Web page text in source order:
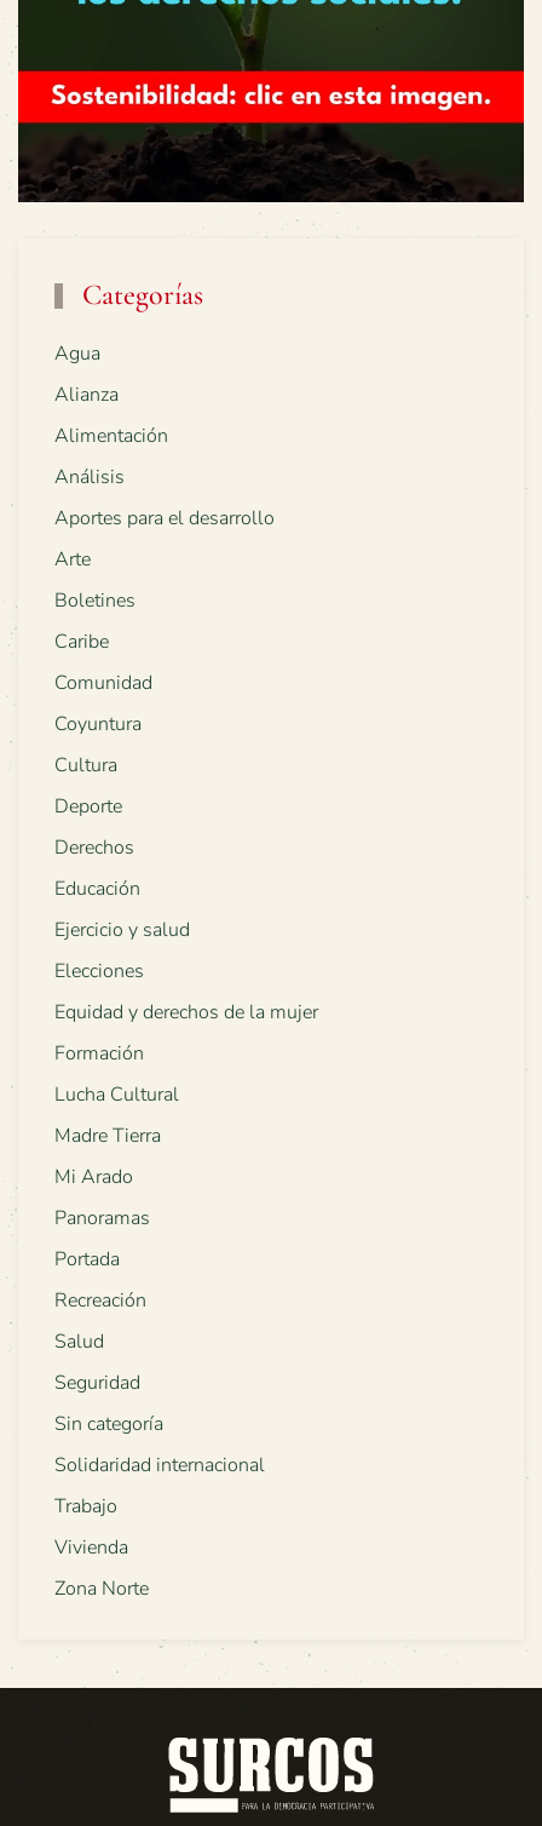
Categorías
Agua
Alianza
Alimentación
Análisis
Aportes para el desarrollo
Arte
Boletines
Caribe
Comunidad
Coyuntura
Cultura
Deporte
Derechos
Educación
Ejercicio y salud
Elecciones
Equidad y derechos de la mujer
Formación
Lucha Cultural
Madre Tierra
Mi Arado
Panoramas
Portada
Recreación
Salud
Seguridad
Sin categoría
Solidaridad internacional
Trabajo
Vivienda
Zona Norte